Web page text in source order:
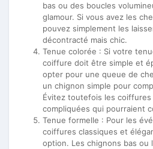
bas ou des boucles
glamour. Si vous avez les
pouvez simplement les
décontracté mais chic.
Tenue colorée : Si votre
coiffure doit être simple et
opter pour une queue de
un chignon simple pour
Évitez toutefois les
compliquées qui pourraient
Tenue formelle : Pour les
coiffures classiques et
option. Les chignons bas ou